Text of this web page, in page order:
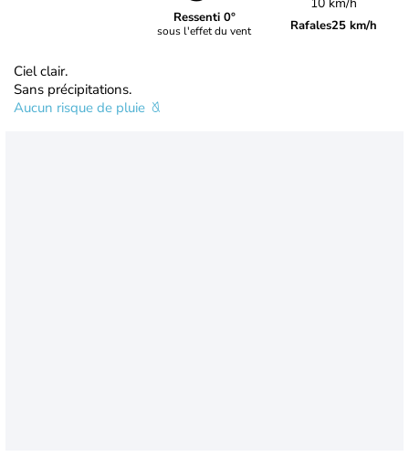
Ressenti 0°
sous l'effet du vent Rafales25 km/h
Ciel clair.
Sans précipitations.
Aucun risque de pluie